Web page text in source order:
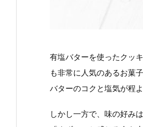
有塩バターを使ったクッ
も非常に人気のあるお菓子
バターのコクと塩気が程
しかし一方で、味の好み